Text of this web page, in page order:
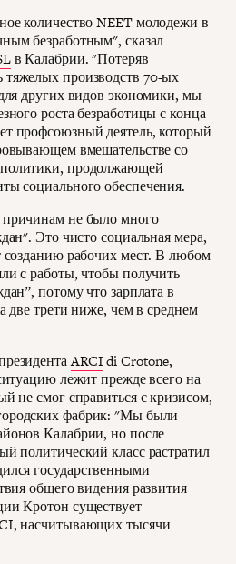
количество NEET молодежи в
безработным", сказал
в Калабрии. "Потеряв
производств 70-ых
других видов экономики, мы
роста безработицы с конца
профсоюзный деятель, который
вмешательстве со
продолжающей
социального обеспечения.
не было много
Это чисто социальная мера,
созданию рабочих мест. В любом
с работы, чтобы получить
потому что зарплата в
две трети ниже, чем в среднем
ARCIdi Crotone,
лежит прежде всего на
не смог справиться с кризисом,
фабрик: "Мы были
Калабрии, но после
политический класс растратил
государственными
общего видения развития
Кротон существует
насчитывающих тысячи